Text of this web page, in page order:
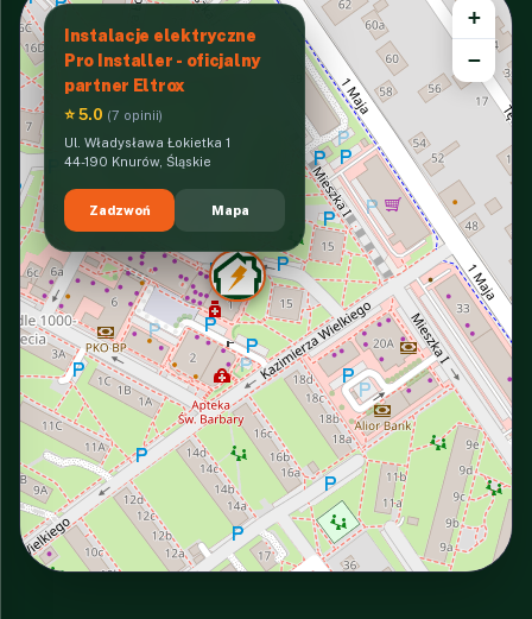
Instalacje elektryczne
Pro Installer - oficjalny
partner Eltrox
⭐ 5.0 (7 opinii)
Ul. Władysława Łokietka 1
44-190 Knurów, Śląskie
Zadzwoń Mapa
+
−
INTERACTIVE VIEW